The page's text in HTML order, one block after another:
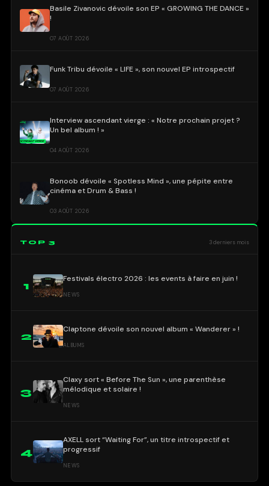
Basile Zivanovic dévoile son EP « GROWING THE DANCE »
!
07 AOÛT 2026
Funk Tribu dévoile « LIFE », son nouvel EP introspectif
07 AOÛT 2026
Interview ascendant vierge : « Notre prochain projet ?
Un bel album ! »
04 AOÛT 2026
Bonoob dévoile « Spotless Mind », une pépite entre
cinéma et Drum & Bass !
03 AOÛT 2026
TOP 3 3 derniers mois
1
Festivals électro 2026 : les events à faire en juin !
NEWS
2
Claptone dévoile son nouvel album « Wanderer » !
ALBUMS
3
Claxy sort « Before The Sun », une parenthèse
mélodique et solaire !
NEWS
4
AXELL sort “Waiting For”, un titre introspectif et
progressif
NEWS